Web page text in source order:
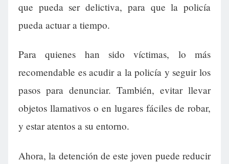
que pueda ser delictiva, para que la policía
pueda actuar a tiempo.
Para quienes han sido víctimas, lo más
recomendable es acudir a la policía y seguir los
pasos para denunciar. También, evitar llevar
objetos llamativos o en lugares fáciles de robar,
y estar atentos a su entorno.
Ahora, la detención de este joven puede reducir